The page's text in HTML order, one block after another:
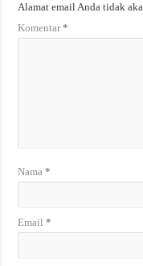
Alamat email Anda tidak
Komentar*
Nama*
Email*